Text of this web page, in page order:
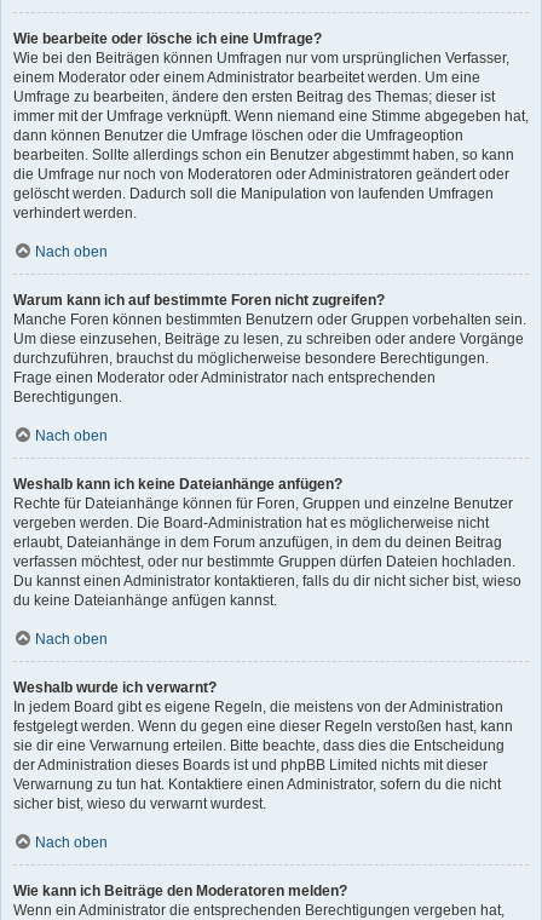
Wie bearbeite oder lösche ich eine Umfrage?
Wie bei den Beiträgen können Umfragen nur vom ursprünglichen Verfasser,
einem Moderator oder einem Administrator bearbeitet werden. Um eine
Umfrage zu bearbeiten, ändere den ersten Beitrag des Themas; dieser ist
immer mit der Umfrage verknüpft. Wenn niemand eine Stimme abgegeben hat,
dann können Benutzer die Umfrage löschen oder die Umfrageoption
bearbeiten. Sollte allerdings schon ein Benutzer abgestimmt haben, so kann
die Umfrage nur noch von Moderatoren oder Administratoren geändert oder
gelöscht werden. Dadurch soll die Manipulation von laufenden Umfragen
verhindert werden.
Nach oben
Warum kann ich auf bestimmte Foren nicht zugreifen?
Manche Foren können bestimmten Benutzern oder Gruppen vorbehalten sein.
Um diese einzusehen, Beiträge zu lesen, zu schreiben oder andere Vorgänge
durchzuführen, brauchst du möglicherweise besondere Berechtigungen.
Frage einen Moderator oder Administrator nach entsprechenden
Berechtigungen.
Nach oben
Weshalb kann ich keine Dateianhänge anfügen?
Rechte für Dateianhänge können für Foren, Gruppen und einzelne Benutzer
vergeben werden. Die Board-Administration hat es möglicherweise nicht
erlaubt, Dateianhänge in dem Forum anzufügen, in dem du deinen Beitrag
verfassen möchtest, oder nur bestimmte Gruppen dürfen Dateien hochladen.
Du kannst einen Administrator kontaktieren, falls du dir nicht sicher bist, wieso
du keine Dateianhänge anfügen kannst.
Nach oben
Weshalb wurde ich verwarnt?
In jedem Board gibt es eigene Regeln, die meistens von der Administration
festgelegt werden. Wenn du gegen eine dieser Regeln verstoßen hast, kann
sie dir eine Verwarnung erteilen. Bitte beachte, dass dies die Entscheidung
der Administration dieses Boards ist und phpBB Limited nichts mit dieser
Verwarnung zu tun hat. Kontaktiere einen Administrator, sofern du die nicht
sicher bist, wieso du verwarnt wurdest.
Nach oben
Wie kann ich Beiträge den Moderatoren melden?
Wenn ein Administrator die entsprechenden Berechtigungen vergeben hat,